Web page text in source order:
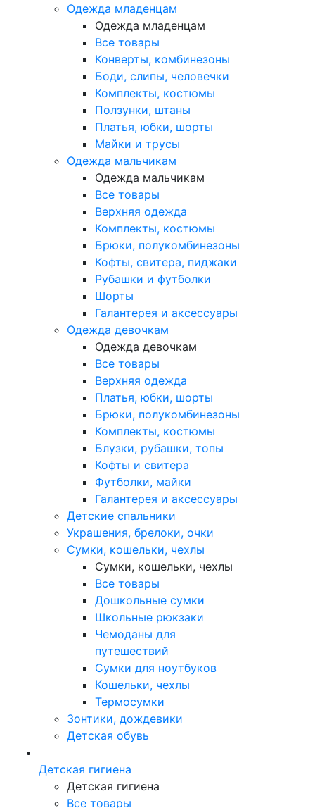
Одежда младенцам
Одежда младенцам
Все товары
Конверты, комбинезоны
Боди, слипы, человечки
Комплекты, костюмы
Ползунки, штаны
Платья, юбки, шорты
Майки и трусы
Одежда мальчикам
Одежда мальчикам
Все товары
Верхняя одежда
Комплекты, костюмы
Брюки, полукомбинезоны
Кофты, свитера, пиджаки
Рубашки и футболки
Шорты
Галантерея и аксессуары
Одежда девочкам
Одежда девочкам
Все товары
Верхняя одежда
Платья, юбки, шорты
Брюки, полукомбинезоны
Комплекты, костюмы
Блузки, рубашки, топы
Кофты и свитера
Футболки, майки
Галантерея и аксессуары
Детские спальники
Украшения, брелоки, очки
Сумки, кошельки, чехлы
Сумки, кошельки, чехлы
Все товары
Дошкольные сумки
Школьные рюкзаки
Чемоданы для
путешествий
Сумки для ноутбуков
Кошельки, чехлы
Термосумки
Зонтики, дождевики
Детская обувь
Детская гигиена
Детская гигиена
Все товары